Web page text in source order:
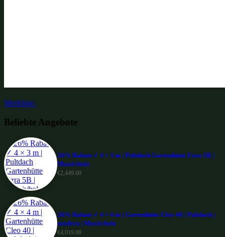
Merkliste:
Beliebte Angebote
26% Rabatt ✓ 4 × 3 m | Pultdach Gartenhütte Ezra 5B |
Massivholz
€2,449.00
26% Rabatt ✓ 4 × 4 m | Gartenhütte Cleo 40 | Pultdach |
modern | Massivholz
€4,019.00